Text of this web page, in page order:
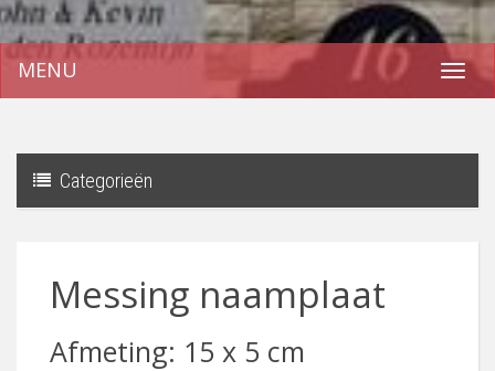
MENU
Categorieën
Messing naamplaat
Afmeting: 15 x 5 cm